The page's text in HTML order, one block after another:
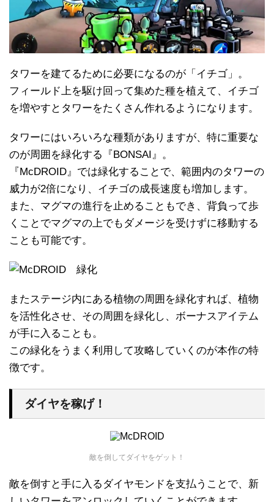
タワーを建てるために必要になるのが「イチゴ」。
フィールド上を駆け回って集めた種を植えて、イチゴ
を増やすとタワーをたくさん作れるようになります。
タワーにはいろいろな種類がありますが、特に重要な
のが周囲を緑化する『BONSAI』。
『McDROID』では緑化することで、範囲内のタワーの
威力が2倍になり、イチゴの成長速度も増加します。
また、マグマの進行を止めることもでき、背負って歩
くことでマグマの上でもダメージを受けずに移動する
ことも可能です。
またステージ内にある植物の周囲を緑化すれば、植物
を活性化させ、その周囲を緑化し、ボーナスアイテム
が手に入ることも。
この緑化をうまく利用して攻略していくのが本作の特
徴です。
ダイヤを稼げ！
敵を倒してダイヤをゲット！
敵を倒すと手に入るダイヤモンドを支払うことで、新